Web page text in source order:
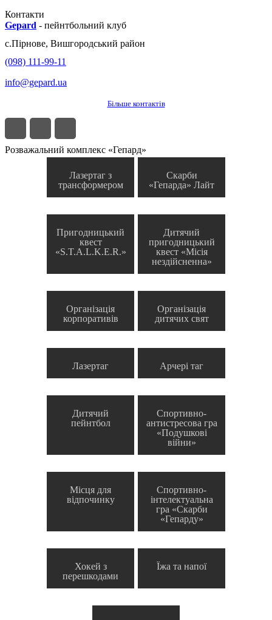
Контакти
Gepard - пейнтбольний клуб
с.Пірнове, Вишгородський район
(098) 111-99-11
info@gepard.ua
Більше контактів
Розважальний комплекс «Гепард»
Лазертаг з
трансформером
Скарби
«Гепарда» Лайт
Пригодницький
квест
«S.T.A.L.K.E.R.»
Дитячий
пригодницький
квест «Місія
нездійсненна»
Організація
корпоративів
Організація
дитячих свят
Лазертаг Арчері таг
Дитячий
пейнтбол
Спортивно-
антистресова гра
«Подушкові
війни»
Місця для
відпочинку
Спортивно-
інтелектуальна
гра «Скарби
«Гепарду»
Хокей з
перешкодами
Їжа та напої